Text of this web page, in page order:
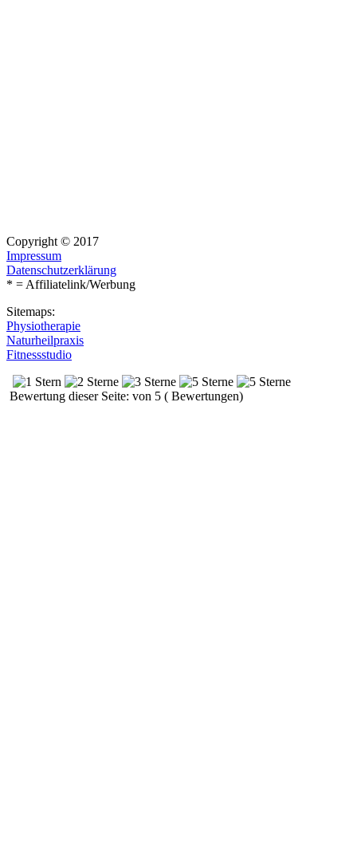
Copyright © 2017
Impressum
Datenschutzerklärung
* = Affiliatelink/Werbung
Sitemaps:
Physiotherapie
Naturheilpraxis
Fitnessstudio
Bewertung dieser Seite: von 5 ( Bewertungen)